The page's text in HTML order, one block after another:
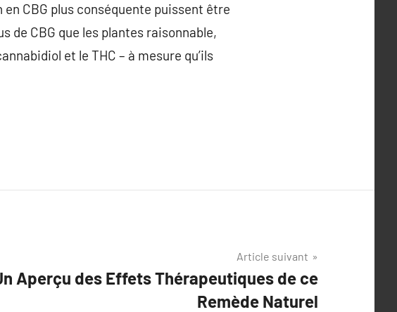
CBG plus conséquente puissent être
de CBG que les plantes raisonnable,
et le THC – à mesure qu’ils
Article suivant
Aperçu des Effets Thérapeutiques de ce
Remède Naturel